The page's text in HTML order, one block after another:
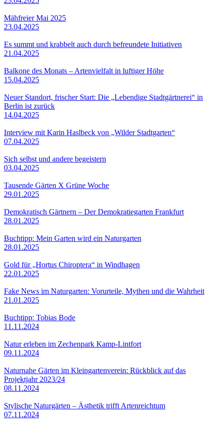
Mähfreier Mai 2025
23.04.2025
Es summt und krabbelt auch durch befreundete Initiativen
21.04.2025
Balkone des Monats – Artenvielfalt in luftiger Höhe
15.04.2025
Neuer Standort, frischer Start: Die „Lebendige Stadtgärtnerei“ in
Berlin ist zurück
14.04.2025
Interview mit Karin Haslbeck von „Wilder Stadtgarten“
07.04.2025
Sich selbst und andere begeistern
03.04.2025
Tausende Gärten X Grüne Woche
29.01.2025
Demokratisch Gärtnern – Der Demokratiegarten Frankfurt
28.01.2025
Buchtipp: Mein Garten wird ein Naturgarten
28.01.2025
Gold für „Hortus Chiroptera“ in Windhagen
22.01.2025
Fake News im Naturgarten: Vorurteile, Mythen und die Wahrheit
21.01.2025
Buchtipp: Tobias Bode
11.11.2024
Natur erleben im Zechenpark Kamp-Lintfort
09.11.2024
Naturnahe Gärten im Kleingartenverein: Rückblick auf das
Projektjahr 2023/24
08.11.2024
Stylische Naturgärten – Ästhetik trifft Artenreichtum
07.11.2024